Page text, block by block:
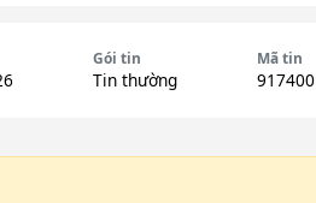
Gói tin
Tin thường
Mã tin
917400